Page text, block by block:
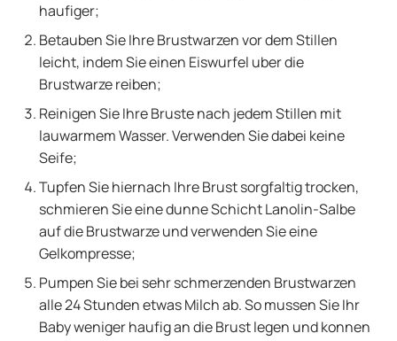
haufiger;
Betauben Sie Ihre Brustwarzen vor dem Stillen
leicht, indem Sie einen Eiswurfel uber die
Brustwarze reiben;
Reinigen Sie Ihre Bruste nach jedem Stillen mit
lauwarmem Wasser. Verwenden Sie dabei keine
Seife;
Tupfen Sie hiernach Ihre Brust sorgfaltig trocken,
schmieren Sie eine dunne Schicht Lanolin-Salbe
auf die Brustwarze und verwenden Sie eine
Gelkompresse;
Pumpen Sie bei sehr schmerzenden Brustwarzen
alle 24 Stunden etwas Milch ab. So mussen Sie Ihr
Baby weniger haufig an die Brust legen und konnen